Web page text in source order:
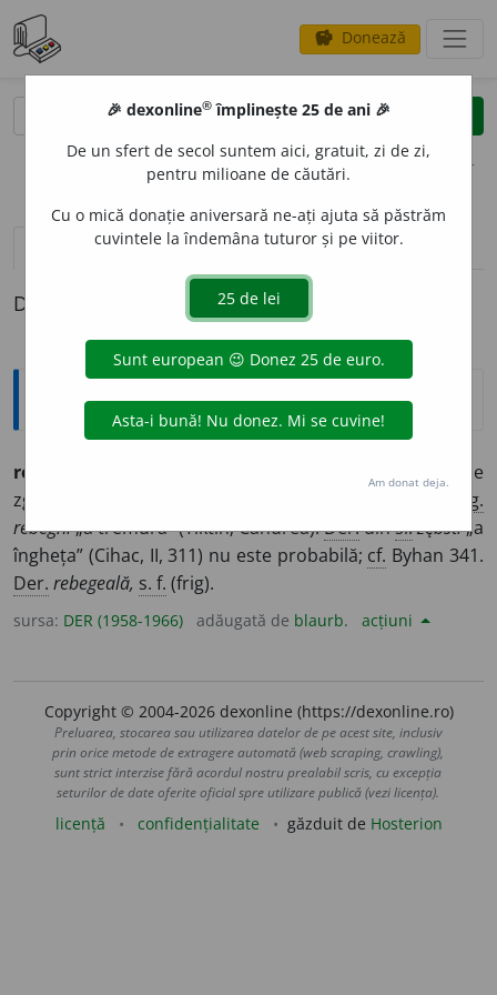
savings Donează
clear
opțiuni
definiții (1)
Definiția cu ID-ul 506562:
Etimologice
rebeg
– A amorți de frig, a se
zgribuli, a se chirci. Origine incertă. Poate din
mag.
rebegni„a tremura” (Tiktin; Candrea).Der.dinsl.zębsti„a
îngheța” (Cihac, II, 311) nu este probabilă; cf. Byhan 341.
Der. rebegeală, s. f. (frig).
sursa: DER (1958-1966) adăugată de blaurb. acțiuni
Copyright © 2004-2026 dexonline (https://dexonline.ro)
Preluarea, stocarea sau utilizarea datelor de pe acest site, inclusiv
prin orice metode de extragere automată (web scraping, crawling),
sunt strict interzise fără acordul nostru prealabil scris, cu excepția
seturilor de date oferite oficial spre utilizare publică (vezi licența).
licență confidențialitate găzduit de Hosterion
🎉 dexonline® împlinește 25 de ani 🎉
De un sfert de secol suntem aici, gratuit, zi de zi,
pentru milioane de căutări.
Cu o mică donație aniversară ne-ați ajuta să păstrăm
cuvintele la îndemâna tuturor și pe viitor.
Am donat deja.